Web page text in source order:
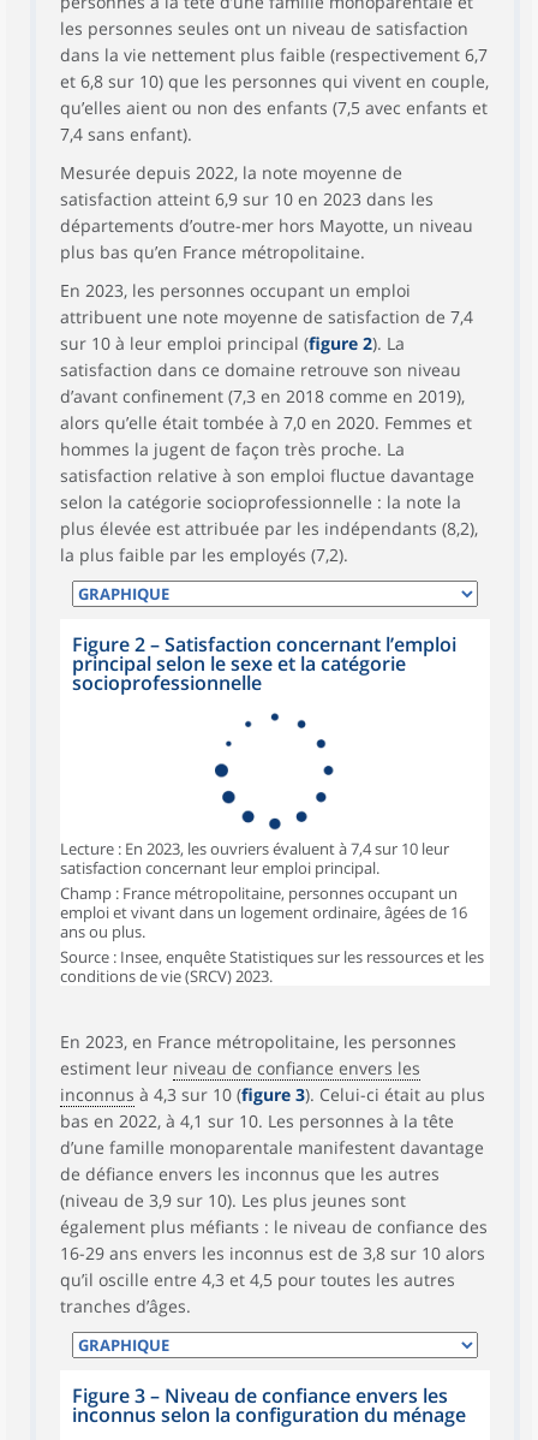
les personnes seules ont un niveau de satisfaction
dans la vie nettement plus faible (respectivement 6,7
et 6,8 sur 10) que les personnes qui vivent en couple,
qu’elles aient ou non des enfants (7,5 avec enfants et
7,4 sans enfant).
Mesurée depuis 2022, la note moyenne de
satisfaction atteint 6,9 sur 10 en 2023 dans les
départements d’outre-mer hors Mayotte, un niveau
plus bas qu’en France métropolitaine.
En 2023, les personnes occupant un emploi
attribuent une note moyenne de satisfaction de 7,4
sur 10 à leur emploi principal (figure 2). La
satisfaction dans ce domaine retrouve son niveau
d’avant confinement (7,3 en 2018 comme en 2019),
alors qu’elle était tombée à 7,0 en 2020. Femmes et
hommes la jugent de façon très proche. La
satisfaction relative à son emploi fluctue davantage
selon la catégorie socioprofessionnelle : la note la
plus élevée est attribuée par les indépendants (8,2),
la plus faible par les employés (7,2).
Figure 2 – Satisfaction concernant l’emploi
principal selon le sexe et la catégorie
socioprofessionnelle
Lecture : En 2023, les ouvriers évaluent à 7,4 sur 10 leur
satisfaction concernant leur emploi principal.
Champ : France métropolitaine, personnes occupant un
emploi et vivant dans un logement ordinaire, âgées de 16
ans ou plus.
Source : Insee, enquête Statistiques sur les ressources et les
conditions de vie (SRCV) 2023.
En 2023, en France métropolitaine, les personnes
estiment leur niveau de confiance envers les
inconnus à 4,3 sur 10 (figure 3). Celui-ci était au plus
bas en 2022, à 4,1 sur 10. Les personnes à la tête
d’une famille monoparentale manifestent davantage
de défiance envers les inconnus que les autres
(niveau de 3,9 sur 10). Les plus jeunes sont
également plus méfiants : le niveau de confiance des
16-29 ans envers les inconnus est de 3,8 sur 10 alors
qu’il oscille entre 4,3 et 4,5 pour toutes les autres
tranches d’âges.
Figure 3 – Niveau de confiance envers les
inconnus selon la configuration du ménage